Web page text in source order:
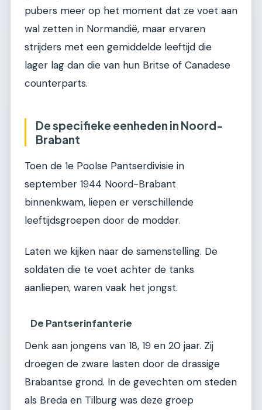
pubers meer op het moment dat ze voet aan
wal zetten in Normandië, maar ervaren
strijders met een gemiddelde leeftijd die
lager lag dan die van hun Britse of Canadese
counterparts.
De specifieke eenheden in Noord-
Brabant
Toen de 1e Poolse Pantserdivisie in
september 1944 Noord-Brabant
binnenkwam, liepen er verschillende
leeftijdsgroepen door de modder.
Laten we kijken naar de samenstelling. De
soldaten die te voet achter de tanks
aanliepen, waren vaak het jongst.
De Pantserinfanterie
Denk aan jongens van 18, 19 en 20 jaar. Zij
droegen de zware lasten door de drassige
Brabantse grond. In de gevechten om steden
als Breda en Tilburg was deze groep